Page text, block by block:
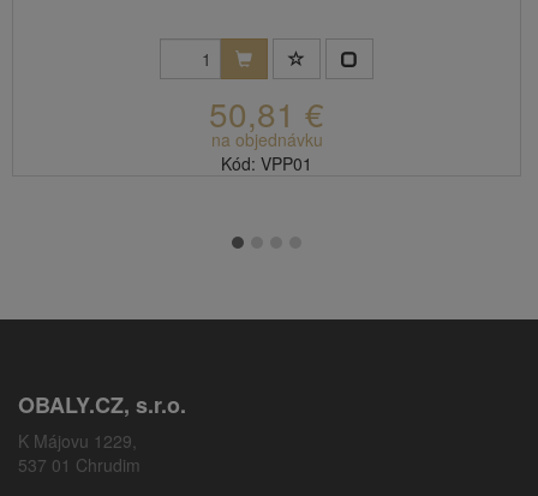
50,81 €
na objednávku
Kód: VPP01
OBALY.CZ, s.r.o.
K Májovu 1229,
537 01 Chrudim